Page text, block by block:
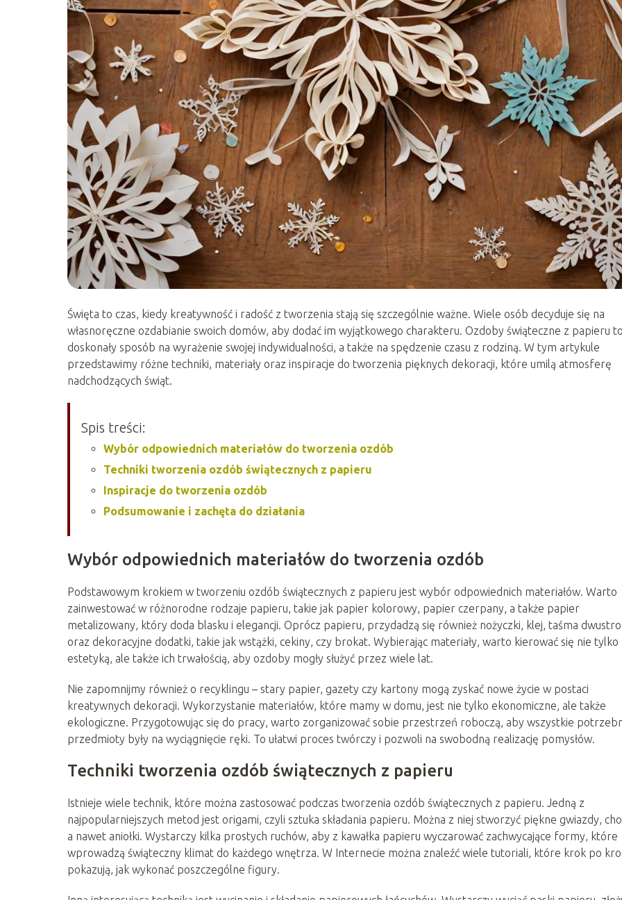
Święta to czas, kiedy kreatywność i radość z tworzenia stają się szczególnie ważne. Wiele osób decyduje się na
własnoręczne ozdabianie swoich domów, aby dodać im wyjątkowego charakteru. Ozdoby świąteczne z papieru
doskonały sposób na wyrażenie swojej indywidualności, a także na spędzenie czasu z rodziną. W tym artykule
przedstawimy różne techniki, materiały oraz inspiracje do tworzenia pięknych dekoracji, które umilą atmosferę
nadchodzących świąt.
Spis treści:
Wybór odpowiednich materiałów do tworzenia ozdób
Techniki tworzenia ozdób świątecznych z papieru
Inspiracje do tworzenia ozdób
Podsumowanie i zachęta do działania
Wybór odpowiednich materiałów do tworzenia ozdób
Podstawowym krokiem w tworzeniu ozdób świątecznych z papieru jest wybór odpowiednich materiałów. Warto
zainwestować w różnorodne rodzaje papieru, takie jak papier kolorowy, papier czerpany, a także papier
metalizowany, który doda blasku i elegancji. Oprócz papieru, przydadzą się również nożyczki, klej, taśma
oraz dekoracyjne dodatki, takie jak wstążki, cekiny, czy brokat. Wybierając materiały, warto kierować się nie tylko
estetyką, ale także ich trwałością, aby ozdoby mogły służyć przez wiele lat.
Nie zapomnijmy również o recyklingu – stary papier, gazety czy kartony mogą zyskać nowe życie w postaci
kreatywnych dekoracji. Wykorzystanie materiałów, które mamy w domu, jest nie tylko ekonomiczne, ale także
ekologiczne. Przygotowując się do pracy, warto zorganizować sobie przestrzeń roboczą, aby wszystkie
przedmioty były na wyciągnięcie ręki. To ułatwi proces twórczy i pozwoli na swobodną realizację pomysłów.
Techniki tworzenia ozdób świątecznych z papieru
Istnieje wiele technik, które można zastosować podczas tworzenia ozdób świątecznych z papieru. Jedną z
najpopularniejszych metod jest origami, czyli sztuka składania papieru. Można z niej stworzyć piękne gwiazdy,
a nawet aniołki. Wystarczy kilka prostych ruchów, aby z kawałka papieru wyczarować zachwycające formy, które
wprowadzą świąteczny klimat do każdego wnętrza. W Internecie można znaleźć wiele tutoriali, które krok po
pokazują, jak wykonać poszczególne figury.